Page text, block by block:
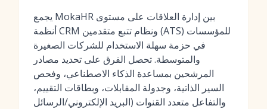
يجمع MokaHR بين إدارة العلاقات على مستوى
أنظمة CRM ونظام تتبع متقدمين (ATS) للمؤسسات
في حزمة سهلة الاستخدام للشركات الصغيرة
والمتوسطة. تحصل الفرق على تحديد مصادر
المرشحين بمساعدة الذكاء الاصطناعي، وفحص
السير الذاتية، وجدولة المقابلات، وبطاقات التقييم،
والتفاعل متعدد القنوات (البريد الإلكتروني/الرسائل